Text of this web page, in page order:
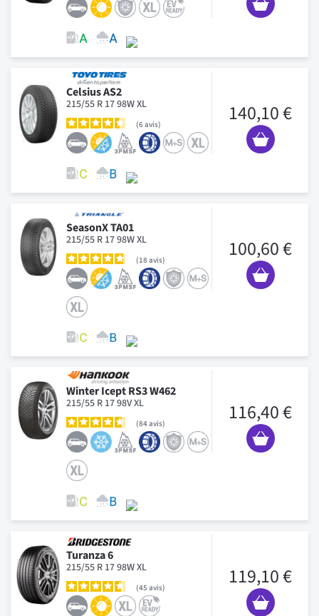
Celsius AS2
215/55 R 17 98W XL
6avis 140,10 €
SeasonX TA01
215/55 R 17 98W XL
18 avis 100,60 €
Winter Icept RS3 W462
215/55 R 17 98V XL
84avis 116,40 €
Turanza 6
215/55 R 17 98W XL
45 avis 119,10 €